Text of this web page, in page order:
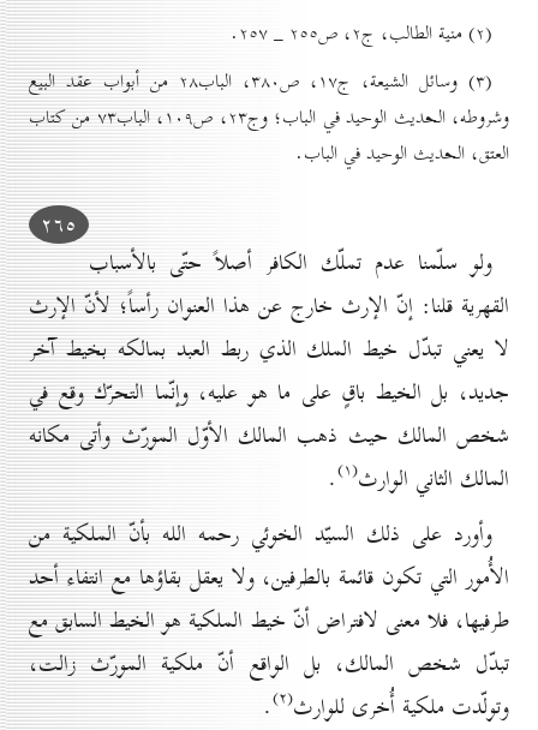
(۲) منية الطالب، ج۲، ص۲٥٥ _ ۲٥۷.
(۳) وسائل الشيعة، ج۱۷، ص۳۸٠، الباب۲۸ من أبواب عقد البيع
وشروطه، الحديث الوحيد في الباب؛ وج۲۳، ص۱٠۹، الباب۷۳ من كتاب
العتق، الحديث الوحيد في الباب.
۲٦٥
ولو سلّمنا عدم تملّك الكافر أصلاً حتّى بالأسباب
القهرية قلنا: إنّ الإرث خارج عن هذا العنوان رأساً؛ لأنّ الإرث
لا يعني تبدّل خيط الملك الذي ربط العبد بمالكه بخيط آخر
جديد، بل الخيط باقٍ على ما هو عليه، وإنّما التحرّك وقع في
شخص المالك حيث ذهب المالك الأوّل المورّث وأتى مكانه
المالك الثاني الوارث(۱) .
وأورد على ذلك السيّد الخوئي رحمه الله بأنّ الملكية من
الأُمور التي تكون قائمة بالطرفين، ولا يعقل بقاؤها مع انتفاء أحد
طرفيها، فلا معنى لافتراض أنّ خيط الملكية هو الخيط السابق مع
تبدّل شخص المالك، بل الواقع أنّ ملكية المورّث زالت،
وتولّدت ملكية أُخرى للوارث(۲) .